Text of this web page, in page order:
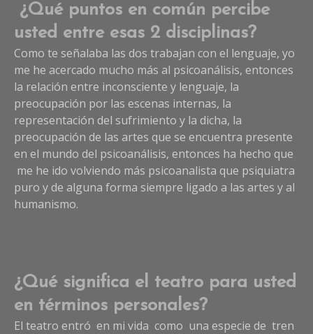
¿Qué puntos en común percibe
usted entre esas 2 disciplinas?
Como te señalaba las dos trabajan con el lenguaje, yo
me he acercado mucho más al psicoanálisis, entonces
la relación entre inconsciente y lenguaje, la
preocupación por las escenas internas, la
representación del sufrimiento y la dicha, la
preocupación de las artes que se encuentra presente
en el mundo del psicoanálisis, entonces ha hecho que
me he ido volviendo más psicoanalista que psiquiatra
puro y de alguna forma siempre ligado a las artes y al
humanismo.
¿Qué significa el teatro para usted
en términos personales?
El teatro entró en mi vida como una especie de tren